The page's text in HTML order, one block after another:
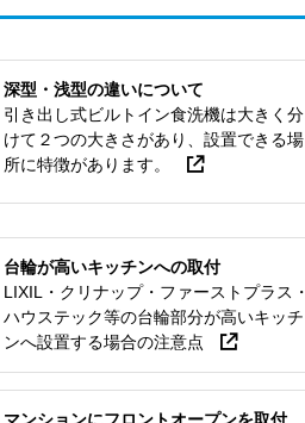
深型・浅型の違いについて
引き出し式ビルトイン食洗機は大きく分
けて２つの大きさがあり、設置できる場
所に特徴があります。
台輪が高いキッチンへの取付
LIXIL・クリナップ・ファーストプラス・
ハウステック等の台輪部分が高いキッチ
ンへ設置する場合の注意点